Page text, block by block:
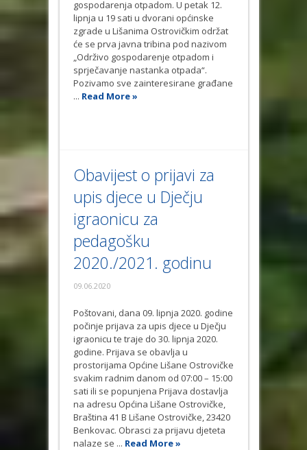
gospodarenja otpadom. U petak 12.
lipnja u 19 sati u dvorani općinske
zgrade u Lišanima Ostrovičkim održat
će se prva javna tribina pod nazivom
„Održivo gospodarenje otpadom i
sprječavanje nastanka otpada“.
Pozivamo sve zainteresirane građane
... Read More »
Obavijest o prijavi za
upis djece u Dječju
igraonicu za
pedagošku
2020./2021. godinu
09.06.2020
Poštovani, dana 09. lipnja 2020. godine
počinje prijava za upis djece u Dječju
igraonicu te traje do 30. lipnja 2020.
godine. Prijava se obavlja u
prostorijama Općine Lišane Ostrovičke
svakim radnim danom od 07:00 – 15:00
sati ili se popunjena Prijava dostavlja
na adresu Općina Lišane Ostrovičke,
Braština 41 B Lišane Ostrovičke, 23420
Benkovac. Obrasci za prijavu djeteta
nalaze se ... Read More »